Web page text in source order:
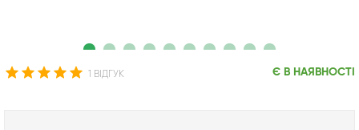
1 ВІДГУК Є В НАЯВНОСТІ